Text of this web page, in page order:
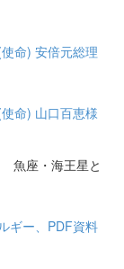
命) 安倍元総理
命) 山口百恵様
魚座・海王星と
ギー、PDF資料